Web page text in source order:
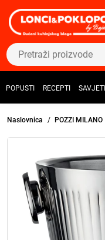
POPUSTI RECEPTI SAVJETI
Naslovnica POZZI MILANO